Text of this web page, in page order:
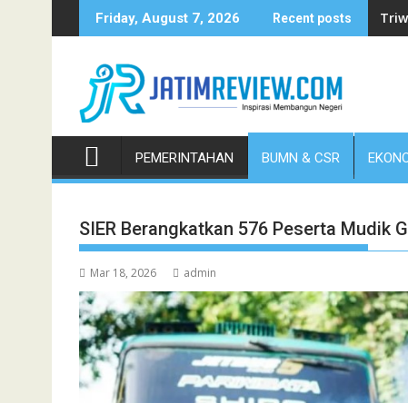
to
Friday, August 7, 2026 Recent posts
PEMERINTAHAN BUMN & CSR
SIER Berangkatkan 576 Peserta Mudik
Mar 18, 2026 admin